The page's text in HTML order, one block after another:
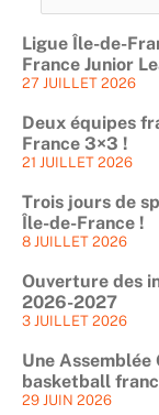
Ligue Île-de-
France Junior
27 JUILLET 2026
Deux équipes
France 3×3 !
21 JUILLET 2026
Trois jours de
Île-de-France !
8 JUILLET 2026
Ouverture des
2026-2027
3 JUILLET 2026
Une Assemblée
basketball
29 JUIN 2026